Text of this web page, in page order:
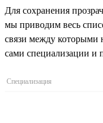
Для сохранения
мы приводим весь
связи между которыми
сами специализации и
Специализация